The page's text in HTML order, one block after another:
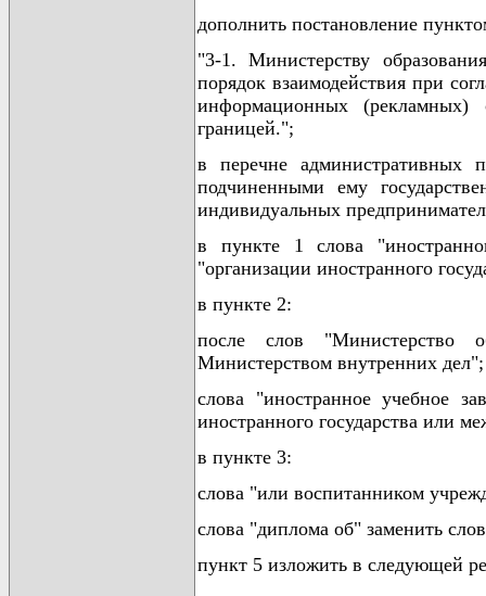
дополнить постановление
"3-1. Министерству
порядок взаимодействия при
информационных (рекламных)
границей.";
в перечне административных
подчиненными ему
индивидуальных
в пункте 1 слова
"организации иностранного
в пункте 2:
после слов "Министерство
Министерством внутренних дел";
слова "иностранное учебное
иностранного государства или
в пункте 3:
слова "или воспитанником
слова "диплома об" заменить
пункт 5 изложить в следующей